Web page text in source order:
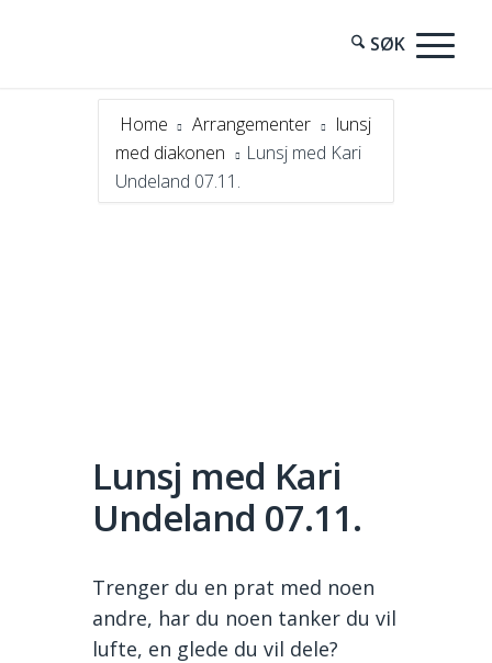
Home Arrangementer
lunsj
med diakonen
Lunsj med Kari
Undeland 07.11.
Lunsj med Kari
Undeland 07.11.
Trenger du en prat med noen
andre, har du noen tanker du vil
lufte, en glede du vil dele?